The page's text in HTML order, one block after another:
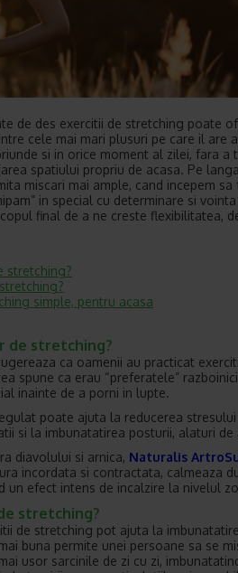
de des exercitii de stretching poate
cele mai mari plusuri pe care il are
si in orice moment al zilei, fara a
spatiului propriu de acasa. Pe
miscari mai ample, cand incepem sa
in special cu determinare si
final de a ne creste flexibilitatea,
stretching?
simple, pentru acasa
de stretching?
ca oamenii au practicat
spune ca erau “preferatele”
inainte de a porni in lupte.
poate ajuta la reducerea stresului
si la imbunatatirea posturii, alaturi de
diavolului si arnica, Naturalis
incordata si contractata, calmeaza
un efect intens de incalzire la nivelul
stretching?
de stretching pot ajuta la
buna permite unei persoane sa se
usor sarcinile de zi cu zi,